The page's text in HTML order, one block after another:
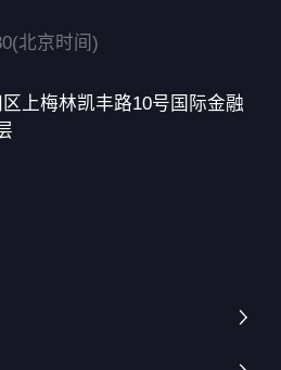
北京时间)
上梅林凯丰路10号国际金融